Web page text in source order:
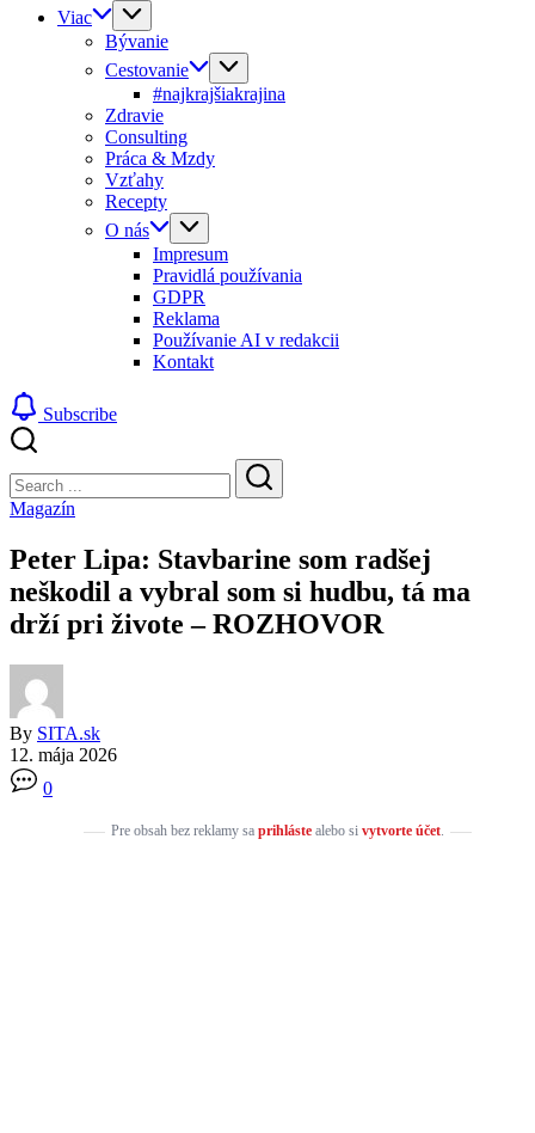
Viac
Bývanie
Cestovanie
#najkrajšiakrajina
Zdravie
Consulting
Práca & Mzdy
Vzťahy
Recepty
O nás
Impresum
Pravidlá používania
GDPR
Reklama
Používanie AI v redakcii
Kontakt
Subscribe
Search
Search
Magazín
Peter Lipa: Stavbarine som radšej
neškodil a vybral som si hudbu, tá ma
drží pri živote – ROZHOVOR
By SITA.sk
12. mája 2026
0
Pre obsah bez reklamy sa prihlástealebo si vytvorte účet.